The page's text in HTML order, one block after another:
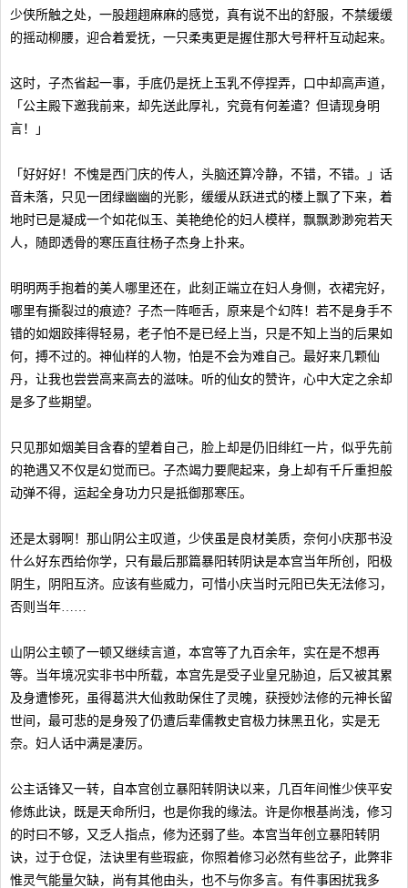
少侠所触之处，一股趐趐麻麻的感觉，真有说不出的舒服，不禁缓缓
的摇动柳腰，迎合着爱抚，一只柔夷更是握住那大号秤杆互动起来。
这时，子杰省起一事，手底仍是抚上玉乳不停捏弄，口中却高声道，
「公主殿下邀我前来，却先送此厚礼，究竟有何差遣？但请现身明
言！」
「好好好！不愧是西门庆的传人，头脑还算冷静，不错，不错。」话
音未落，只见一团绿幽幽的光影，缓缓从跃进式的楼上飘了下来，着
地时已是凝成一个如花似玉、美艳绝伦的妇人模样，飘飘渺渺宛若天
人，随即透骨的寒压直往杨子杰身上扑来。
明明两手抱着的美人哪里还在，此刻正端立在妇人身侧，衣裙完好，
哪里有撕裂过的痕迹？子杰一阵咂舌，原来是个幻阵！若不是身手不
错的如烟跤摔得轻易，老子怕不是已经上当，只是不知上当的后果如
何，搏不过的。神仙样的人物，怕是不会为难自己。最好来几颗仙
丹，让我也尝尝高来高去的滋味。听的仙女的赞许，心中大定之余却
是多了些期望。
只见那如烟美目含春的望着自己，脸上却是仍旧绯红一片，似乎先前
的艳遇又不仅是幻觉而已。子杰竭力要爬起来，身上却有千斤重担般
动弹不得，运起全身功力只是抵御那寒压。
还是太弱啊！那山阴公主叹道，少侠虽是良材美质，奈何小庆那书没
什么好东西给你学，只有最后那篇暴阳转阴诀是本宫当年所创，阳极
阴生，阴阳互济。应该有些威力，可惜小庆当时元阳已失无法修习，
否则当年……
山阴公主顿了一顿又继续言道，本宫等了九百余年，实在是不想再
等。当年境况实非书中所载，本宫先是受子业皇兄胁迫，后又被其累
及身遭惨死，虽得葛洪大仙救助保住了灵魄，获授妙法修的元神长留
世间，最可悲的是身殁了仍遭后辈儒教史官极力抹黑丑化，实是无
奈。妇人话中满是凄厉。
公主话锋又一转，自本宫创立暴阳转阴诀以来，几百年间惟少侠平安
修炼此诀，既是天命所归，也是你我的缘法。许是你根基尚浅，修习
的时曰不够，又乏人指点，修为还弱了些。本宫当年创立暴阳转阴
诀，过于仓促，法诀里有些瑕疵，你照着修习必然有些岔子，此弊非
惟灵气能量欠缺，尚有其他由头，也不与你多言。有件事困扰我多